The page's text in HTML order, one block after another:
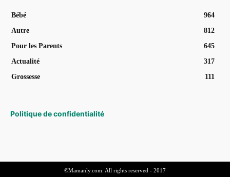
Bébé
964
Autre
812
Pour les Parents
645
Actualité
317
Grossesse
111
Politique de confidentialité
©Mamanly.com. All rights reserved - 2017